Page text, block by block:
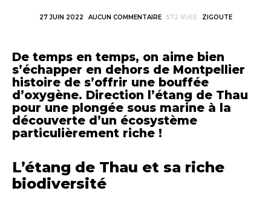
27 JUIN 2022 AUCUN COMMENTAIRE 572 VUES ZIGOUTE
De temps en temps, on aime bien
s’échapper en dehors de Montpellier
histoire de s’offrir une bouffée
d’oxygène. Direction l’étang de Thau
pour une plongée sous marine à la
découverte d’un écosystème
particulièrement riche !
L’étang de Thau et sa riche
biodiversité